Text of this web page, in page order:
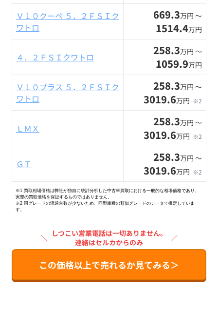
Ｖ１０クーペ ５．２ＦＳＩク
ワトロ
669.3万円 〜
1514.4万円
４．２ＦＳＩクワトロ 258.3万円 〜
1059.9万円
Ｖ１０プラス ５．２ＦＳＩク
ワトロ
258.3万円 〜
3019.6万円 ※2
ＬＭＸ 258.3万円 〜
3019.6万円 ※2
ＧＴ 258.3万円 〜
3019.6万円 ※2
※1 買取相場価格は弊社が独自に統計分析した中古車買取における一般的な相場価格であり、
実際の買取価格を保証するものではありません。
※2 同グレードの流通台数が少ないため、同型車種の類似グレードのデータで推定していま
す。
＼ しつこい営業電話は一切ありません。
連絡はセルカからのみ
／
この価格以上で売れるか見てみる＞